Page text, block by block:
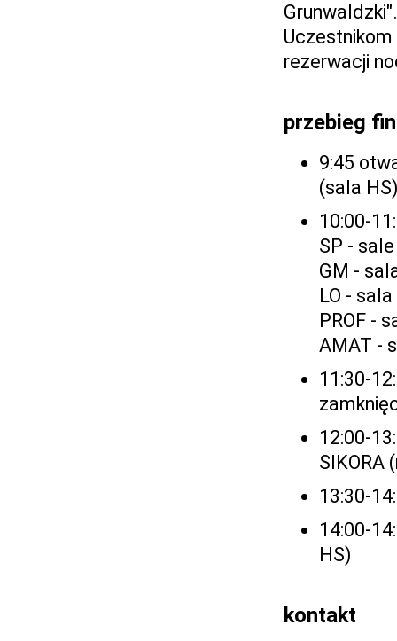
Grunwaldzki".
rezerwacji
przebieg
9:45
(sala HS)
10:00-
SP -
GM -
LO -
PROF -
AMAT -
11:30-
12:00-
SIKORA
13:30-
14:00-
HS)
kontakt